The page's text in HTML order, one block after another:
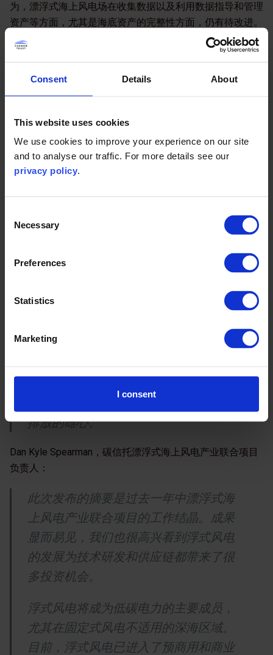
Consent Details About
This website uses cookies
We use cookies to improve your experience on our site
and to analyse our traffic. For more details see our
privacy policy.
Selection
Necessary
Preferences
Statistics
Marketing
I consent
为，漂浮式海上风电场在收集数据以及利用数据指导和管理
资产等方面，尤其是海底资产的完整性方面，仍有待改进。
在这个领域尚未出现“速效”解决方案，但无人驾驶船舶和远
程操控水下探测器等技术都是非常有前景的替代方案。
这些研究都是浮式联合项目第一阶段工作的延续。第一阶段
重点研究了漂浮式海上风电场的电气系统、系泊系统和风电
已在2018年公布。
苏格兰能源部长，Paul Wheelhouse：
疫情后经济的绿色复苏。
苏格兰政府将一如既往的支持在该领域
的研究和发展，深入了解面临的挑战，
通过漂浮式海上风电产业联合项目不断
第二阶段的研究成果非常鼓舞人心。尤
排放的雄心。
Dan Kyle Spearman，碳信托漂浮式海上风电产业联合项目
负责人：
此次发布的摘要是过去一年中漂浮式海
上风电产业联合项目的工作结晶。成果
显而易见，我们也很高兴看到浮式风电
的发展为技术研发和供应链都带来了很
多投资机会。
浮式风电将成为低碳电力的主要成员，
尤其在固定式风电不适用的深海区域。
目前，浮式风电已进入了预商用和商业